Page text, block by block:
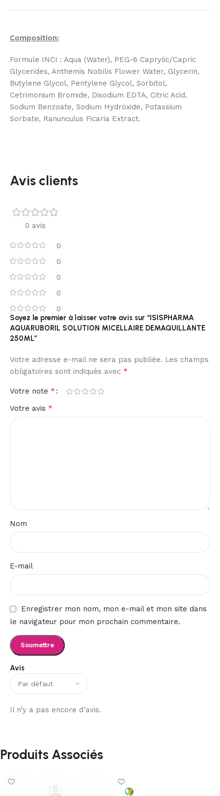
Composition:
Formule INCI : Aqua (Water), PEG-6 Caprylic/Capric
Glycerides, Anthemis Nobilis Flower Water, Glycerin,
Butylene Glycol, Pentylene Glycol, Sorbitol,
Cetrimonium Bromide, Disodium EDTA, Citric Acid,
Sodium Benzoate, Sodium Hydroxide, Potassium
Sorbate, Ranunculus Ficaria Extract.
Avis clients
0 avis
0
0
0
0
0
Avis
Il n’y a pas encore d’avis.
Soyez le premier à laisser votre avis sur “ISISPHARMA
AQUARUBORIL SOLUTION MICELLAIRE DEMAQUILLANTE
250ML”
Votre adresse e-mail ne sera pas publiée. Les champs
obligatoires sont indiqués avec *
Votre note *
Votre avis *
Nom
E-mail
Enregistrer mon nom, mon e-mail et mon site dans
le navigateur pour mon prochain commentaire.
Produits Associés